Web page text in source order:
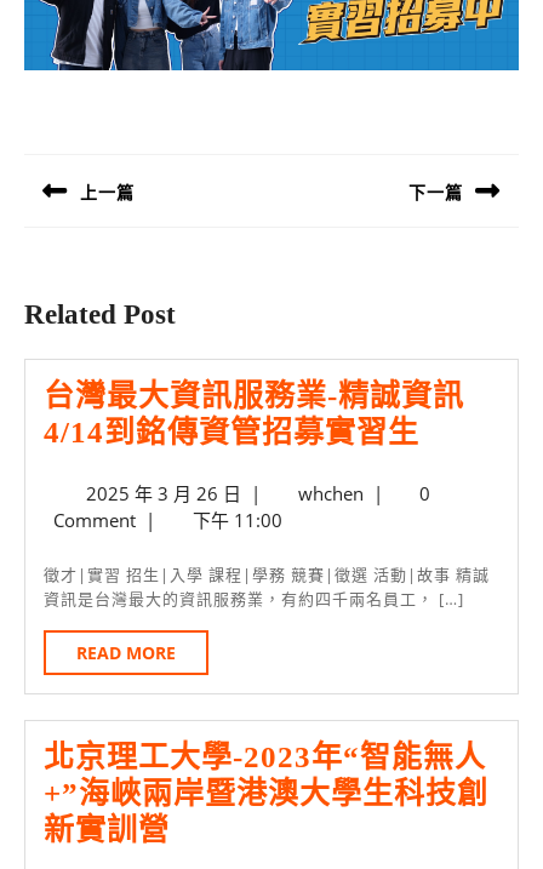
導
上一篇 下一篇
Related Post
台灣最大資訊服務業-精誠資訊
4/14到銘傳資管招募實習生
最
資
訊
務
業-
精
誠
2025 年 3 月 26 日 2025
年
月
26
| whchenwhchen
|
0
Comment | 下午 11:00
徵才|實習 招生|入學 課程|學務 競賽|徵選 活動|故事 精誠
資訊是台灣最大的資訊服務業，有約四千兩名員工， […]
READ MORE
MORE
北京理工大學-2023年“智能無人
+”海峽兩岸暨港澳大學生科技創
新實訓營